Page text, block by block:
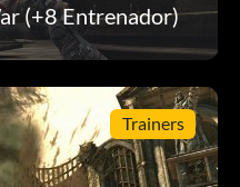
(+8 Entrenador)
Trainers